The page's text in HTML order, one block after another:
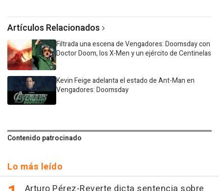
Artículos Relacionados
Filtrada una escena de Vengadores: Doomsday con
Doctor Doom, los X-Men y un ejército de Centinelas
Kevin Feige adelanta el estado de Ant-Man en
Vengadores: Doomsday
Contenido patrocinado
Lo más leído